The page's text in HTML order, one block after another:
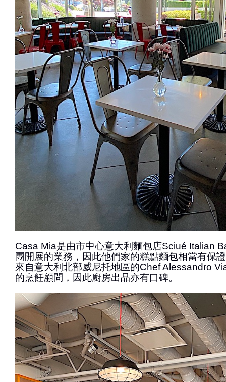
Casa Mia是由市中心意大利麵包店Sciué Italian
團開展的業務，因此他們家的糕點麵包相當有保
來自意大利北部威尼托地區的Chef Alessandro
的烹飪顧問，因此廚房出品亦有口碑。